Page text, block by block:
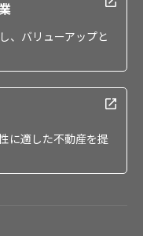
、バリューアップと
に適した不動産を提